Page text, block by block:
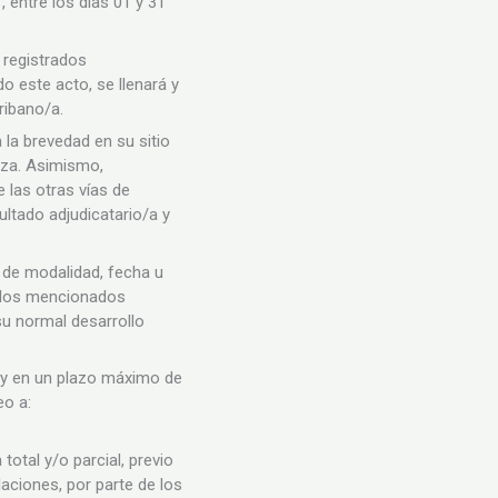
este acto, se llenará y
a.
la brevedad en su sitio
Asimismo,
las otras vías de
adjudicatario/a y
modalidad, fecha u
mencionados
normal desarrollo
en un plazo máximo de
a:
total y/o parcial, previo
por parte de los